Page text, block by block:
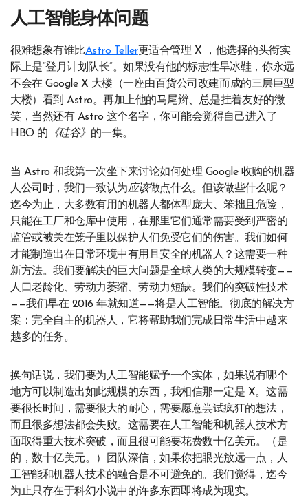
人工智能身体问题
很难想象有谁比Astro Teller更适合管理 X ，他选择的头衔实
际上是“登月计划队长”。如果没有他的标志性旱冰鞋，你永远
不会在 Google X 大楼（一座由百货公司改建而成的三层巨型
大楼）看到 Astro。再加上他的马尾辫、总是挂着友好的微
笑，当然还有 Astro 这个名字，你可能会觉得自己进入了
HBO 的
《硅谷》 的一集。
当 Astro 和我第一次坐下来讨论如何处理 Google 收购的机器
人公司时，我们一致认为应该做点什么。但该做些什么呢？
迄今为止，大多数有用的机器人都体型庞大、笨拙且危险，
只能在工厂和仓库中使用，在那里它们通常需要受到严密的
监管或被关在笼子里以保护人们免受它们的伤害。我们如何
才能制造出在日常环境中有用且安全的机器人？这需要一种
新方法。我们要解决的巨大问题是全球人类的大规模转变——
人口老龄化、劳动力萎缩、劳动力短缺。我们的突破性技术
——我们早在 2016 年就知道——将是人工智能。彻底的解决方
案：完全自主的机器人，它将帮助我们完成日常生活中越来
越多的任务。
换句话说，我们要为人工智能赋予一个实体，如果说有哪个
地方可以制造出如此规模的东西，我相信那一定是 X。这需
要很长时间，需要很大的耐心，需要愿意尝试疯狂的想法，
而且很多想法都会失败。这需要在人工智能和机器人技术方
面取得重大技术突破，而且很可能要花费数十亿美元。（是
的，数十亿美元。）团队深信，如果你把眼光放远一点，人
工智能和机器人技术的融合是不可避免的。我们觉得，迄今
为止只存在于科幻小说中的许多东西即将成为现实。